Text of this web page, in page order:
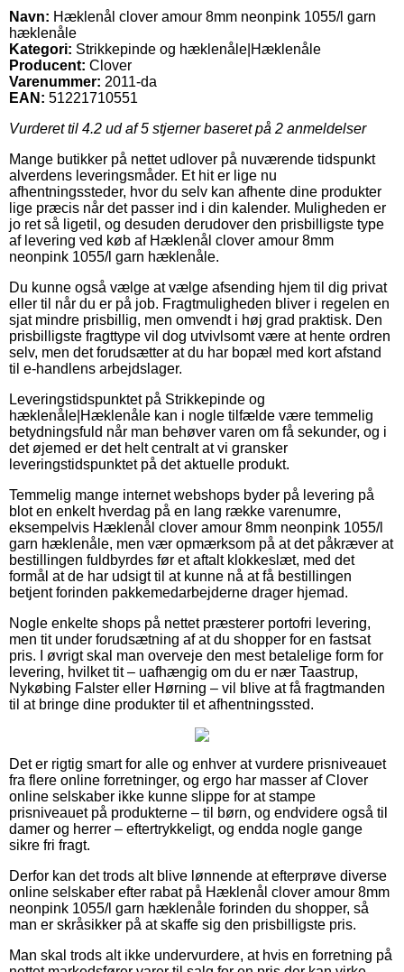
Navn: Hæklenål clover amour 8mm neonpink 1055/l garn
hæklenåle
Kategori: Strikkepinde og hæklenåle|Hæklenåle
Producent: Clover
Varenummer: 2011-da
EAN: 51221710551
Vurderet til 4.2 ud af 5 stjerner baseret på 2 anmeldelser
Mange butikker på nettet udlover på nuværende tidspunkt
alverdens leveringsmåder. Et hit er lige nu
afhentningssteder, hvor du selv kan afhente dine produkter
lige præcis når det passer ind i din kalender. Muligheden er
jo ret så ligetil, og desuden derudover den prisbilligste type
af levering ved køb af Hæklenål clover amour 8mm
neonpink 1055/l garn hæklenåle.
Du kunne også vælge at vælge afsending hjem til dig privat
eller til når du er på job. Fragtmuligheden bliver i regelen en
sjat mindre prisbillig, men omvendt i høj grad praktisk. Den
prisbilligste fragttype vil dog utvivlsomt være at hente ordren
selv, men det forudsætter at du har bopæl med kort afstand
til e-handlens arbejdslager.
Leveringstidspunktet på Strikkepinde og
hæklenåle|Hæklenåle kan i nogle tilfælde være temmelig
betydningsfuld når man behøver varen om få sekunder, og i
det øjemed er det helt centralt at vi gransker
leveringstidspunktet på det aktuelle produkt.
Temmelig mange internet webshops byder på levering på
blot en enkelt hverdag på en lang række varenumre,
eksempelvis Hæklenål clover amour 8mm neonpink 1055/l
garn hæklenåle, men vær opmærksom på at det påkræver at
bestillingen fuldbyrdes før et aftalt klokkeslæt, med det
formål at de har udsigt til at kunne nå at få bestillingen
betjent forinden pakkemedarbejderne drager hjemad.
Nogle enkelte shops på nettet præsterer portofri levering,
men tit under forudsætning af at du shopper for en fastsat
pris. I øvrigt skal man overveje den mest betalelige form for
levering, hvilket tit – uafhængig om du er nær Taastrup,
Nykøbing Falster eller Hørning – vil blive at få fragtmanden
til at bringe dine produkter til et afhentningssted.
Det er rigtig smart for alle og enhver at vurdere prisniveauet
fra flere online forretninger, og ergo har masser af Clover
online selskaber ikke kunne slippe for at stampe
prisniveauet på produkterne – til børn, og endvidere også til
damer og herrer – eftertrykkeligt, og endda nogle gange
sikre fri fragt.
Derfor kan det trods alt blive lønnende at efterprøve diverse
online selskaber efter rabat på Hæklenål clover amour 8mm
neonpink 1055/l garn hæklenåle forinden du shopper, så
man er skråsikker på at skaffe sig den prisbilligste pris.
Man skal trods alt ikke undervurdere, at hvis en forretning på